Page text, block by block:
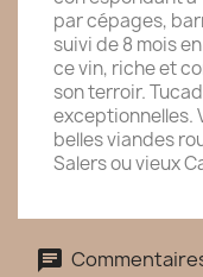
par cépages,
suivi de 8 mois
ce vin, riche et
son terroir.
exceptionnelles.
belles viandes
Salers ou vieux